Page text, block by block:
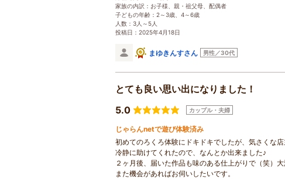
家族の内訳：お子様、親・祖父母、配偶者
子どもの年齢：2～3歳、4～6歳
人数：3人～5人
投稿日：2025年4月18日
まゆきんすさん 男性／30代
とても良い思い出になりました！
5.0
カップル・夫婦
じゃらんnetで遊び体験済み
初めてのろくろ体験にドキドキでしたが、気さくな
冷静に助けてくれたので、なんとか出来ました♪
２ヶ月後、届いた作品も味のある仕上がりで（笑）大
また機会があればお伺いしたいです。